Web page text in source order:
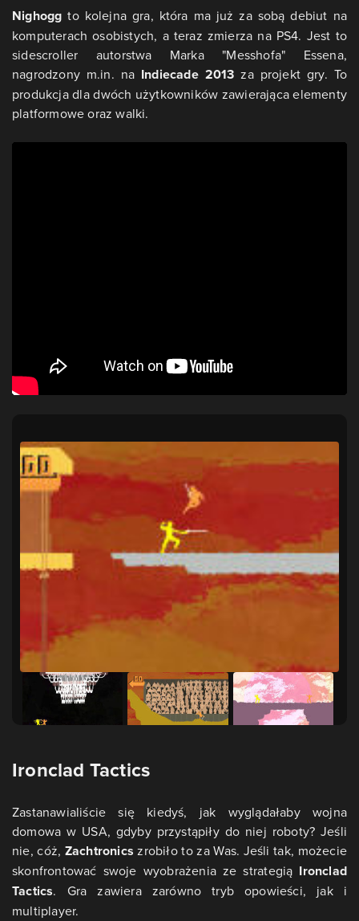
Nighogg to kolejna gra, która ma już za sobą debiut na
komputerach osobistych, a teraz zmierza na PS4. Jest to
sidescroller autorstwa Marka "Messhofa" Essena,
nagrodzony m.in. na Indiecade 2013 za projekt gry. To
produkcja dla dwóch użytkowników zawierająca elementy
platformowe oraz walki.
Ironclad Tactics
Zastanawialiście się kiedyś, jak wyglądałaby wojna
domowa w USA, gdyby przystąpiły do niej roboty? Jeśli
nie, cóż, Zachtronics zrobiło to za Was. Jeśli tak, możecie
skonfrontować swoje wyobrażenia ze strategią Ironclad
Tactics. Gra zawiera zarówno tryb opowieści, jak i
multiplayer.